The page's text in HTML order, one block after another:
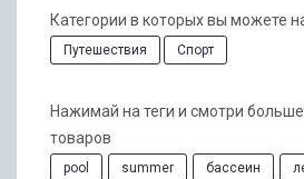
Категории в которых вы можете
Путешествия Спорт
Нажимай на теги и смотри
товаров
pool summer бассеин